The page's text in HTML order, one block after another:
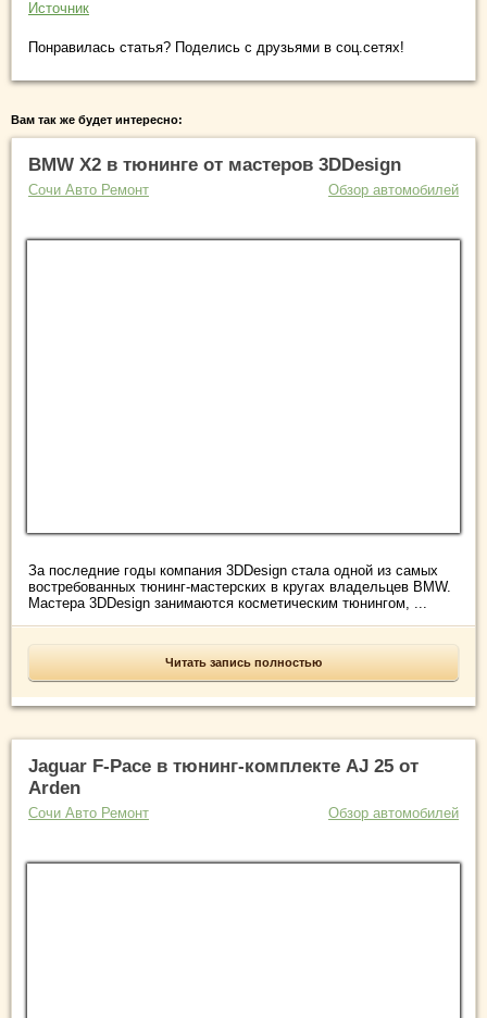
Источник
Понравилась статья? Поделись с друзьями в соц.сетях!
Вам так же будет интересно:
BMW X2 в тюнинге от мастеров 3DDesign
Сочи Авто Ремонт Обзор автомобилей
За последние годы компания 3DDesign стала одной из самых
востребованных тюнинг-мастерских в кругах владельцев BMW.
Мастера 3DDesign занимаются косметическим тюнингом, ...
Читать запись полностью
Jaguar F-Pace в тюнинг-комплекте AJ 25 от
Arden
Сочи Авто Ремонт Обзор автомобилей